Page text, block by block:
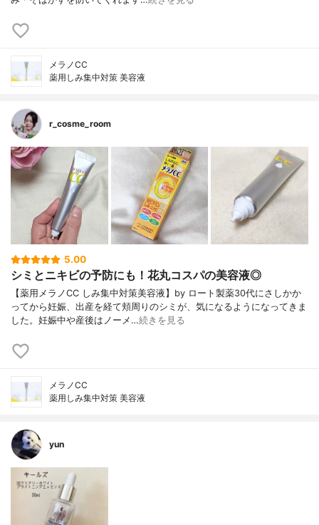
メラノCC
薬用しみ集中対策 美容液
r_cosme_room
5.00
シミとニキビの予防にも！花丸コスパの美容液◎
【薬用メラノCC しみ集中対策美容液】by ロート製薬30代にさしかか
ってから妊娠、出産を経て頬周りのシミが、気になるようになってきま
した。妊娠中や産後はノーメ…続きを見る
メラノCC
薬用しみ集中対策 美容液
yun